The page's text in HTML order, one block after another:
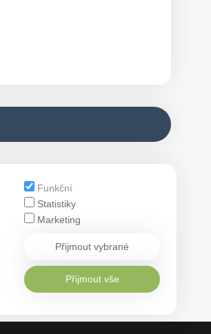
Funkční
Statistiky
Marketing
Přijmout vybrané
Přijmout vše